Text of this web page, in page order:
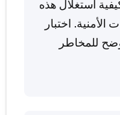
استغلال هذه
الأمنية. اختبار
للمخاطر